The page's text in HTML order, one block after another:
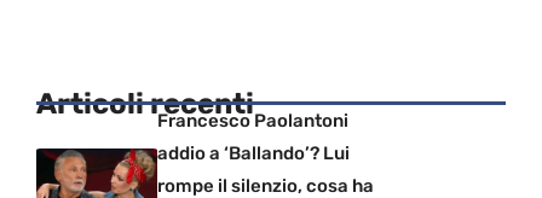
Articoli recentiFrancesco Paolantoni
addio a ‘Ballando’? Lui
rompe il silenzio, cosa ha